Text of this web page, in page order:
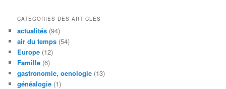
CATÉGORIES DES ARTICLES
actualités (94)
air du temps (54)
Europe (12)
Famille (6)
gastronomie, oenologie (13)
généalogie (1)